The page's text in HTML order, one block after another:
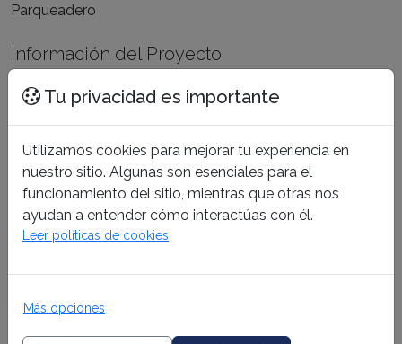
Tu privacidad es importante
Utilizamos cookies para mejorar tu experiencia en
nuestro sitio. Algunas son esenciales para el
funcionamiento del sitio, mientras que otras nos
ayudan a entender cómo interactúas con él.
Leer políticas de cookies
Más opciones
Parqueadero
Información del Proyecto
Fecha de Inicio
31/01/2022
Fecha de Entrega
01/10/2025
Unidades
0 unidades
En Planificación